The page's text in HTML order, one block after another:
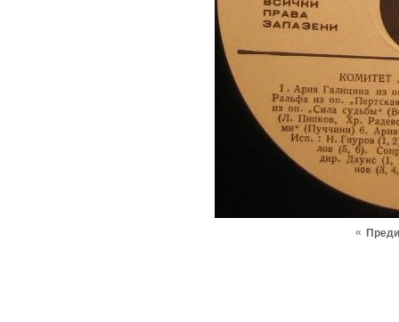
«